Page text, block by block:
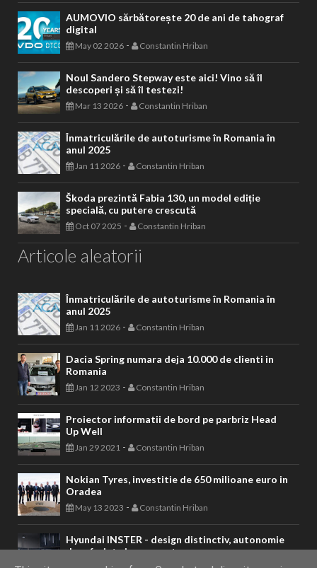
AUMOVIO sărbătorește 20 de ani de tahograf
digital
May 02 2026 - Constantin Hriban
Noul Sandero Stepway este aici! Vino să îl
descoperi și să îl testezi!
Mar 13 2026 - Constantin Hriban
Înmatriculările de autoturisme în Romania în
anul 2025
Jan 11 2026 - Constantin Hriban
Škoda prezintă Fabia 130, un model ediție
specială, cu putere crescută
Oct 07 2025 - Constantin Hriban
Articole aleatorii
Înmatriculările de autoturisme în Romania în
anul 2025
Jan 11 2026 - Constantin Hriban
Dacia Spring numara deja 10.000 de clienti in
Romania
Jan 12 2023 - Constantin Hriban
Proiector informatii de bord pe parbriz Head
Up Well
Jan 29 2021 - Constantin Hriban
Nokian Tyres, investitie de 650 milioane euro in
Oradea
May 13 2023 - Constantin Hriban
Hyundai INSTER - design distinctiv, autonomie
de referinta in segment